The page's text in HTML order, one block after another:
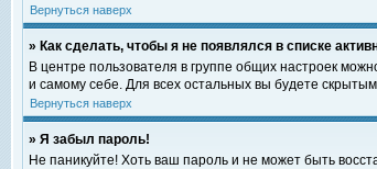
Вернуться наверх
» Как сделать, чтобы я не появлялся в списке
В центре пользователя в группе общих настроек
и самому себе. Для всех остальных вы будете
Вернуться наверх
» Я забыл пароль!
Не паникуйте! Хоть ваш пароль и не может быть